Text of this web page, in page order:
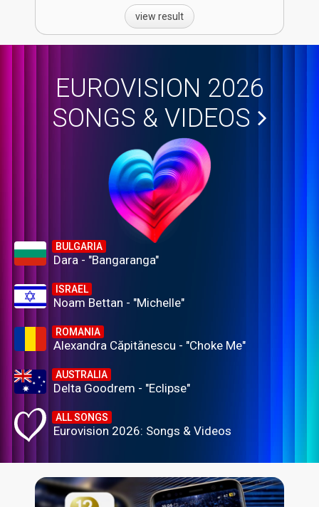
view result
EUROVISION 2026
SONGS & VIDEOS
BULGARIA
Dara - "Bangaranga"
ISRAEL
Noam Bettan - "Michelle"
ROMANIA
Alexandra Căpitănescu - "Choke Me"
AUSTRALIA
Delta Goodrem - "Eclipse"
ALL SONGS
Eurovision 2026: Songs & Videos